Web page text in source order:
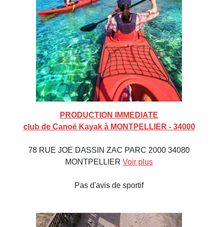
PRODUCTION IMMEDIATE
club de Canoë Kayak à MONTPELLIER - 34000
78 RUE JOE DASSIN ZAC PARC 2000 34080
MONTPELLIER Voir plus
Pas d'avis de sportif